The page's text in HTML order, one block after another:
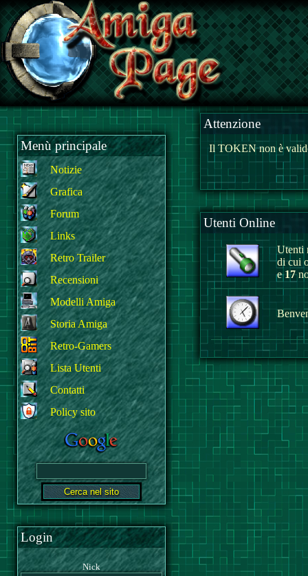
Menù principale
Notizie
Grafica
Forum
Links
Retro Trailer
Recensioni
Modelli Amiga
Storia Amiga
Retro-Gamers
Lista Utenti
Contatti
Policy sito
Login
Nick
Attenzione
Il TOKEN non è
Utenti Online
Utenti
di cui
e17